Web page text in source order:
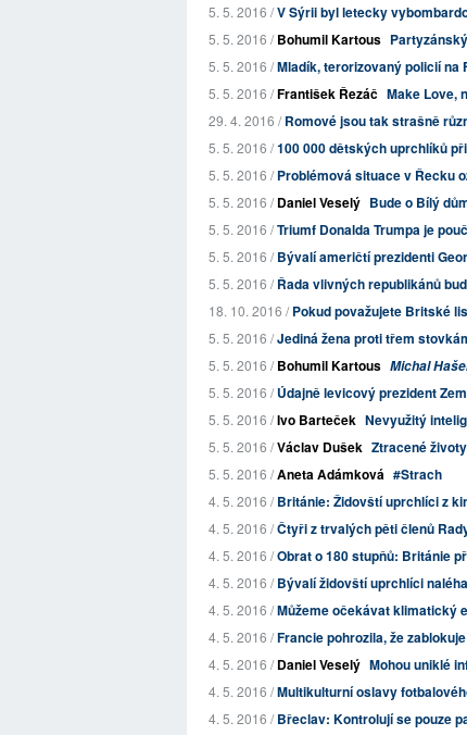
5. 5. 2016 /V Sýrii byl letecky
5. 5. 2016 /Bohumil Kartous
5. 5. 2016 /Mladík, terorizovaný policií na
5. 5. 2016 /František Řezáč Make Love,
29. 4. 2016 /Romové jsou tak strašně
5. 5. 2016 /100 000 dětských uprchlíků
5. 5. 2016 /Problémová situace v Řecku
5. 5. 2016 /Daniel Veselý Bude o Bílý
5. 5. 2016 /Triumf Donalda Trumpa je
5. 5. 2016 /Bývalí američtí prezidenti
5. 5. 2016 /Řada vlivných republikánů
18. 10. 2016 /Pokud považujete Britské
5. 5. 2016 /Jediná žena proti třem
5. 5. 2016 /Bohumil Kartous Michal
5. 5. 2016 /Údajně levicový prezident
5. 5. 2016 /Ivo Barteček Nevyužitý
5. 5. 2016 /Václav Dušek Ztracené životy
5. 5. 2016 /Aneta Adámková #Strach
4. 5. 2016 /Británie: Židovští uprchlíci z
4. 5. 2016 /Čtyři z trvalých pěti členů
4. 5. 2016 /Obrat o 180 stupňů: Británie
4. 5. 2016 /Bývalí židovští uprchlíci
4. 5. 2016 /Můžeme očekávat klimatický
4. 5. 2016 /Francie pohrozila, že
4. 5. 2016 /Daniel Veselý Mohou uniklé
4. 5. 2016 /Multikulturní oslavy
4. 5. 2016 /Břeclav: Kontrolují se pouze